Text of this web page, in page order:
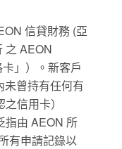
信貸財務 (亞
之 AEON
」）。新客戶
未曾持有任何有
信用卡）
指由 AEON 所
有申請記錄以